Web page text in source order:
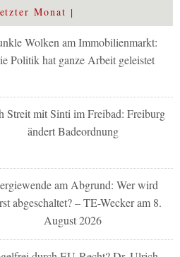
Monat
Wolken am Immobilienmarkt:
Politik hat ganze Arbeit geleistet
Streit mit Sinti im Freibad: Freiburg
ändert Badeordnung
am Abgrund: Wer wird
abgeschaltet? – TE-Wecker am 8.
August 2026